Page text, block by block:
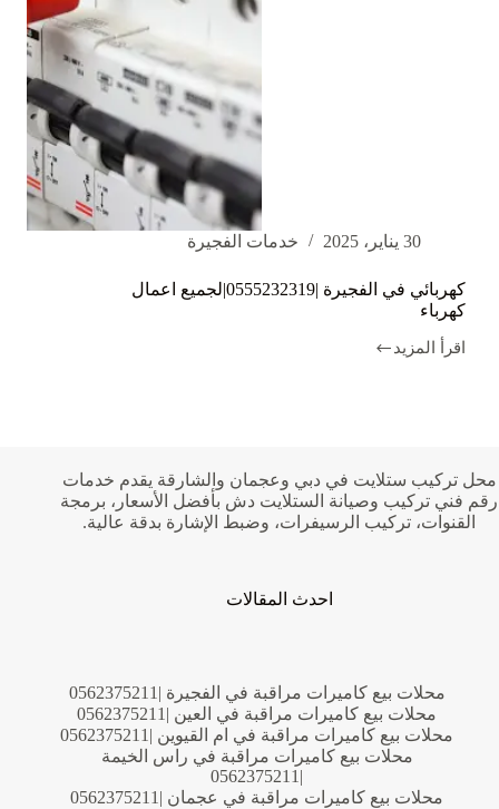
30 يناير، 2025 خدمات الفجيرة
كهربائي في الفجيرة |0555232319|لجميع اعمال
كهرباء
اقرأ المزيد
كهربائي
كهرباء
محل تركيب ستلايت في دبي وعجمان والشارقة يقدم خدمات
رقم فني تركيب وصيانة الستلايت دش بأفضل الأسعار، برمجة
القنوات، تركيب الرسيفرات، وضبط الإشارة بدقة عالية.
احدث المقالات
محلات بيع كاميرات مراقبة في الفجيرة |0562375211
محلات بيع كاميرات مراقبة في العين |0562375211
محلات بيع كاميرات مراقبة في ام القيوين |0562375211
محلات بيع كاميرات مراقبة في راس الخيمة
|0562375211
محلات بيع كاميرات مراقبة في عجمان |0562375211